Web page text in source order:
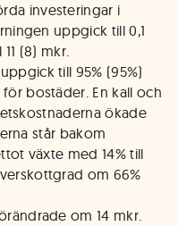
investeringar i
uppgick till 0,1
(8) mkr.
till 95% (95%)
bostäder. En kall och
ökade
står bakom
växte med 14% till
om 66%
om 14 mkr.